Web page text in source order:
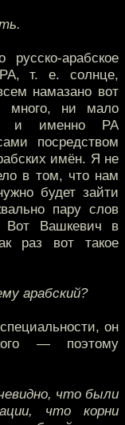
арабское
РА, т. е. солнце,
намазано вот
ни мало
и именно РА
посредством
имён. Я не
в том, что нам
будет зайти
пару слов
Вот Вашкевич в
раз вот такое
арабский?
он
— поэтому
что были
что корни